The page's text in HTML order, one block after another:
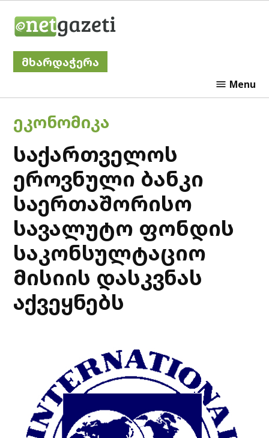
მხარდაჭერა
Menu
POSTED
IN
ᲔᲙᲝᲜᲝᲛᲘᲙᲐ
საქართველოს
ეროვნული ბანკი
საერთაშორისო
სავალუტო ფონდის
საკონსულტაციო
მისიის დასკვნას
აქვეყნებს